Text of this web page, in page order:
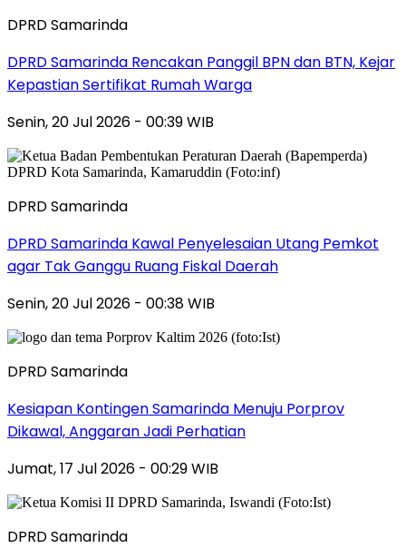
DPRD Samarinda
DPRD Samarinda Rencakan Panggil BPN dan BTN, Kejar
Kepastian Sertifikat Rumah Warga
Senin, 20 Jul 2026 - 00:39 WIB
DPRD Samarinda
DPRD Samarinda Kawal Penyelesaian Utang Pemkot
agar Tak Ganggu Ruang Fiskal Daerah
Senin, 20 Jul 2026 - 00:38 WIB
DPRD Samarinda
Kesiapan Kontingen Samarinda Menuju Porprov
Dikawal, Anggaran Jadi Perhatian
Jumat, 17 Jul 2026 - 00:29 WIB
DPRD Samarinda